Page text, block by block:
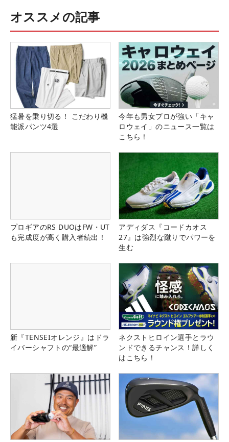
オススメの記事
猛暑を乗り切る！ こだわり機
能派パンツ4選
今年も男女プロが強い「キャ
ロウェイ」のニュース一覧は
こちら！
プロギアのRS DUOはFW・UT
も完成度が高く購入者続出！
アディダス『コードカオス
27』は強烈な蹴りでパワーを
生む
新『TENSEIオレンジ』はドラ
イバーシャフトの“最適解”
ネクストヒロイン選手とラウ
ンドできるチャンス！詳しく
はこちら！